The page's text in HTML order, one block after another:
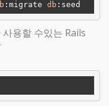
:migrate db :seed
용할 수있는 Rails